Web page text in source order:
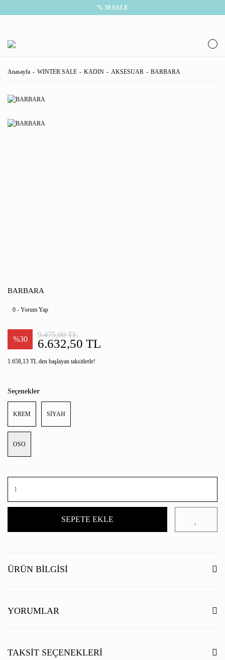
% 50 SALE
Anasayfa WINTER SALE KADIN AKSESUAR BARBARA
BARBARA
0 - Yorum Yap
%30 6.632,50 TL
9.475,00 TL
1.658,13 TL den başlayan taksitlerle!
Seçenekler
KREM SİYAH
OSO
SEPETE EKLE
ÜRÜN BILGISI
YORUMLAR
Bu ürüne ilk yorumu siz yapın!
TAKSIT SEÇENEKLERI